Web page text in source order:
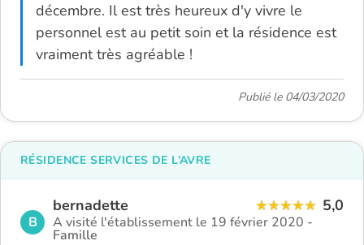
décembre. Il est très heureux d'y vivre le
personnel est au petit soin et la résidence est
vraiment très agréable !
Publié le 04/03/2020
B
bernadette 5,0
A visité l'établissement le 19 février 2020 -
Famille
RÉSIDENCE SERVICES DE L’AVRE